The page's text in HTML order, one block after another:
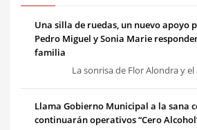
Una silla de ruedas, un nuevo apoyo
Pedro Miguel y Sonia Marie
familia
La sonrisa de Flor Alondra y el
Llama Gobierno Municipal a la sana
continuarán operativos “Cero